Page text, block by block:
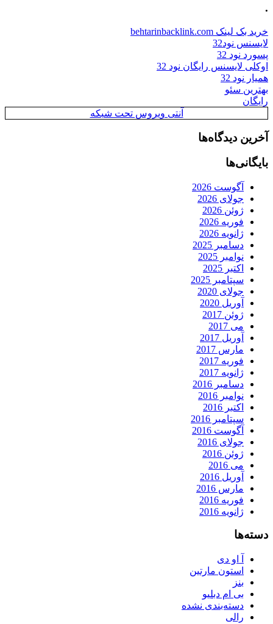
.
خرید بک لینک behtarinbacklink.com
لایسنس نود32
پسورد نود 32
اوکلی لایسنس رایگان نود 32
همیار نود 32
بهترین سئو
رایگان
آنتی ویروس تحت شبکه
آخرین دیدگاه‌ها
بایگانی‌ها
آگوست 2026
جولای 2026
ژوئن 2026
فوریه 2026
ژانویه 2026
دسامبر 2025
نوامبر 2025
اکتبر 2025
سپتامبر 2025
جولای 2020
آوریل 2020
ژوئن 2017
می 2017
آوریل 2017
مارس 2017
فوریه 2017
ژانویه 2017
دسامبر 2016
نوامبر 2016
اکتبر 2016
سپتامبر 2016
آگوست 2016
جولای 2016
ژوئن 2016
می 2016
آوریل 2016
مارس 2016
فوریه 2016
ژانویه 2016
دسته‌ها
آ او دی
استون مارتین
بنز
بی ام دبلیو
دسته‌بندی نشده
رالی